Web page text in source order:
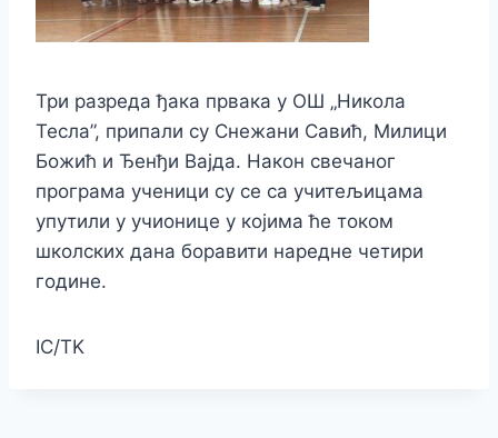
Три разреда ђака првака у ОШ „Никола
Тесла”, припали су Снежани Савић, Милици
Божић и Ђенђи Вајда. Након свечаног
програма ученици су се са учитељицама
упутили у учионице у којима ће током
школских дана боравити наредне четири
године.
IC/TK